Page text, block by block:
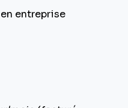
entreprise